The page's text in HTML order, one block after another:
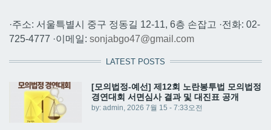
·주소: 서울특별시 중구 정동길 12-11, 6층 손잡고 ·전화: 02-
725-4777 ·이메일: sonjabgo47@gmail.com
LATEST POSTS
[모의법정-예선] 제12회 노란봉투법 모의법정
경연대회 서면심사 결과 및 대진표 공개
by: admin, 2026 7월 15 - 7:33오전